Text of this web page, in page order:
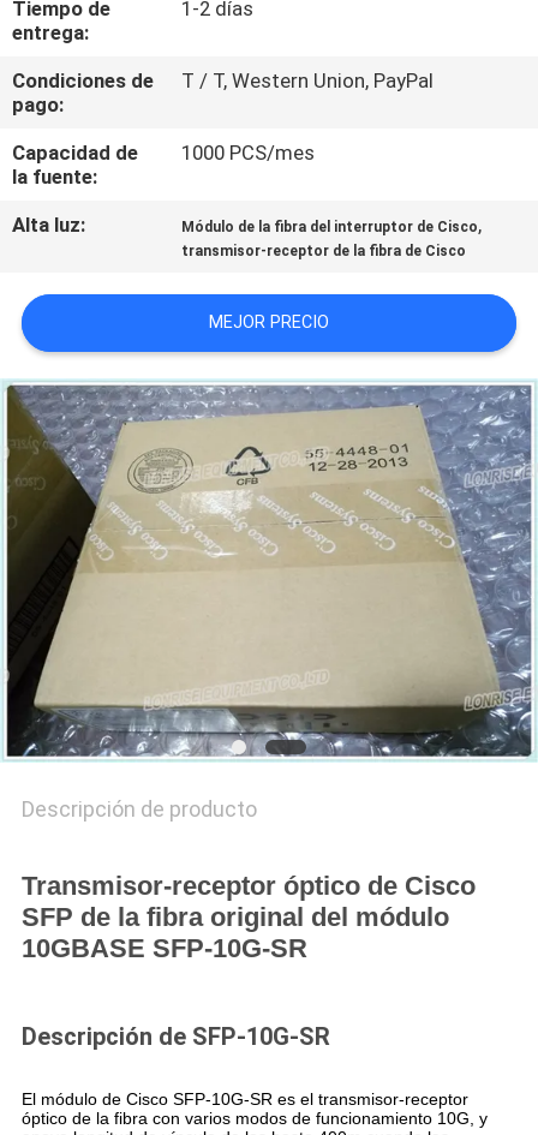
CALIDAD
PÓNGASE
EN
CONTACTO
CASOS
DE
TRABAJO
MAPA
DEL
SITIO
POLÍTICA
DE
PRIVACIDAD
Tiempo de
entrega:
1-2 días
Condiciones de
pago:
T / T, Western Union, PayPal
Capacidad de
la fuente:
1000 PCS/mes
Alta luz: Módulo de la fibra del interruptor de Cisco,
transmisor-receptor de la fibra de Cisco
MEJOR PRECIO
Descripción de producto
Transmisor-receptor óptico de Cisco
SFP de la fibra original del módulo
10GBASE SFP-10G-SR
Descripción de SFP-10G-SR
El módulo de Cisco SFP-10G-SR es el transmisor-receptor
óptico de la fibra con varios modos de funcionamiento 10G, y